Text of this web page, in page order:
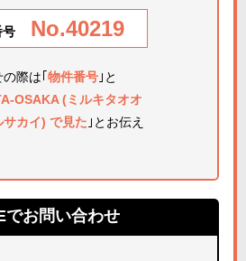
号 No.40219
際は｢ 物件番号 ｣と
OSAKA (ミルキタオオ
カイ) で見た ｣とお伝え
でお問い合わせ